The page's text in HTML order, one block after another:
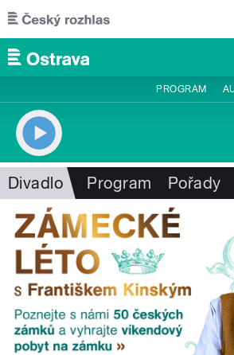
Přejít k hlavnímu obsahu
PROGRAM
Divadlo Program Pořady